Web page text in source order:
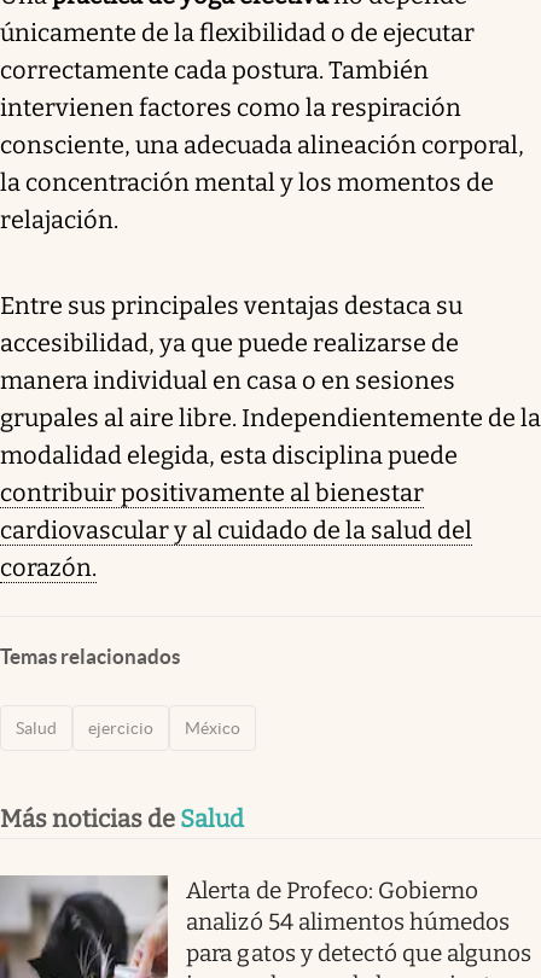
únicamente de la flexibilidad o de ejecutar
correctamente cada postura. También
intervienen factores como la respiración
consciente, una adecuada alineación corporal,
la concentración mental y los momentos de
relajación.
Entre sus principales ventajas destaca su
accesibilidad, ya que puede realizarse de
manera individual en casa o en sesiones
grupales al aire libre. Independientemente de la
modalidad elegida, esta disciplina puede
contribuir positivamente al bienestar
cardiovascular y al cuidado de la salud del
corazón.
Temas relacionados
Salud ejercicio México
Más noticias de Salud
Alerta de Profeco: Gobierno
analizó 54 alimentos húmedos
para gatos y detectó que algunos